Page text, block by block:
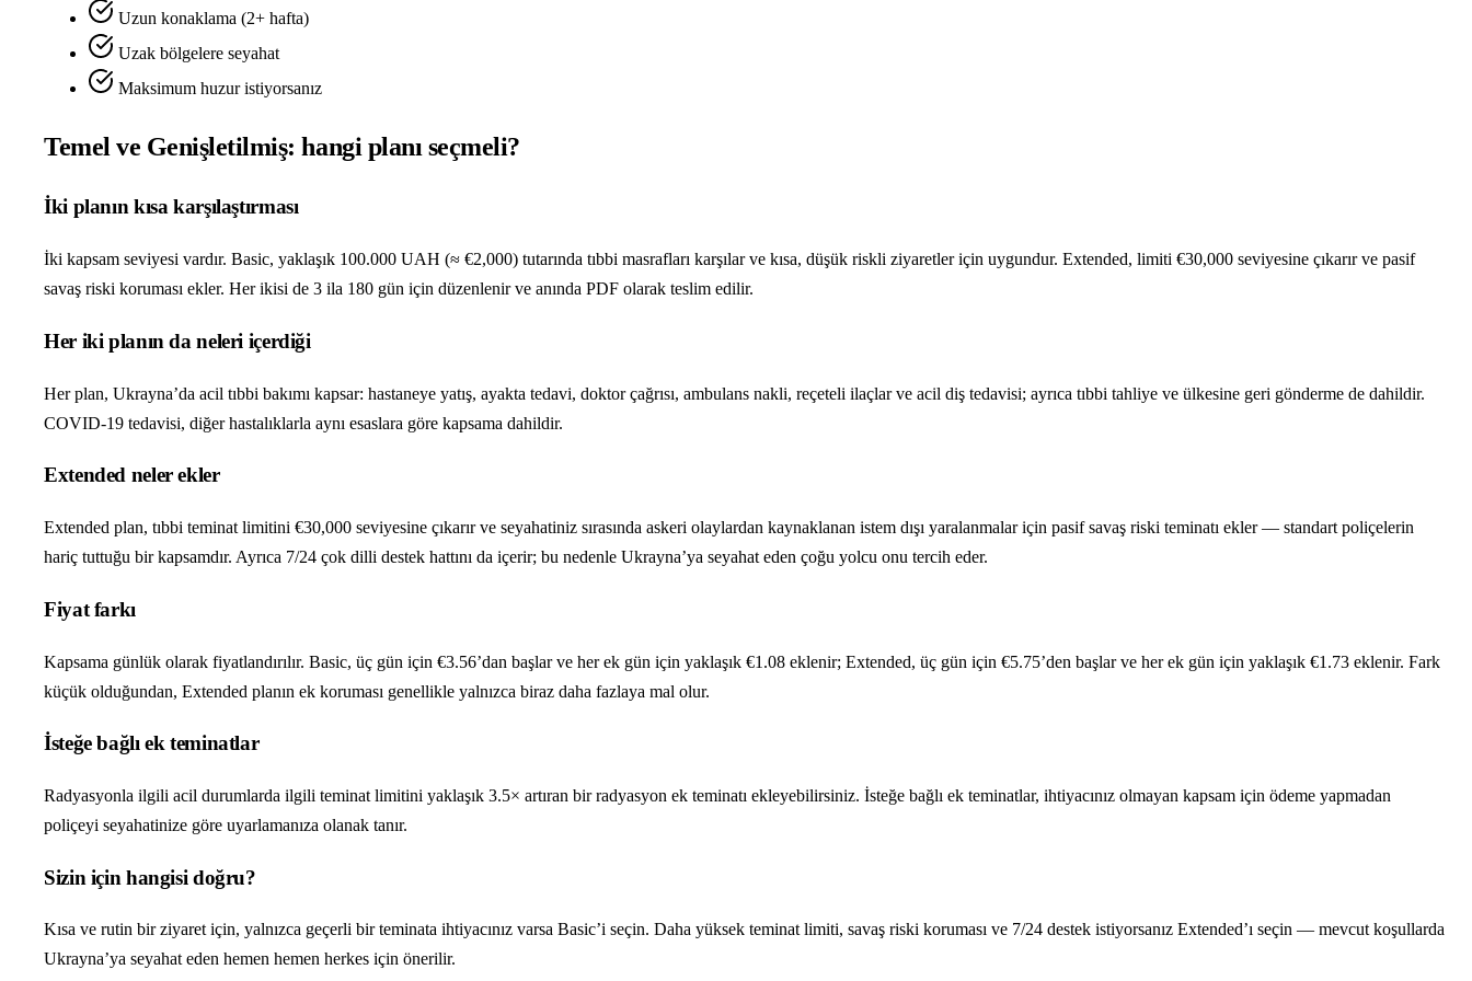
Uzun konaklama (2+ hafta)
Uzak bölgelere seyahat
Maksimum huzur istiyorsanız
Temel ve Genişletilmiş: hangi planı seçmeli?
İki planın kısa karşılaştırması
İki kapsam seviyesi vardır. Basic, yaklaşık 100.000 UAH (≈ €2,000) tutarında tıbbi masrafları karşılar ve kısa, düşük riskli ziyaretler için uygundur. Extended, limiti €30,000 seviyesine çıkarır ve pasif
savaş riski koruması ekler. Her ikisi de 3 ila 180 gün için düzenlenir ve anında PDF olarak teslim edilir.
Her iki planın da neleri içerdiği
Her plan, Ukrayna’da acil tıbbi bakımı kapsar: hastaneye yatış, ayakta tedavi, doktor çağrısı, ambulans nakli, reçeteli ilaçlar ve acil diş tedavisi; ayrıca tıbbi tahliye ve ülkesine geri gönderme de dahildir.
COVID-19 tedavisi, diğer hastalıklarla aynı esaslara göre kapsama dahildir.
Extended neler ekler
Extended plan, tıbbi teminat limitini €30,000 seviyesine çıkarır ve seyahatiniz sırasında askeri olaylardan kaynaklanan istem dışı yaralanmalar için pasif savaş riski teminatı ekler — standart poliçelerin
hariç tuttuğu bir kapsamdır. Ayrıca 7/24 çok dilli destek hattını da içerir; bu nedenle Ukrayna’ya seyahat eden çoğu yolcu onu tercih eder.
Fiyat farkı
Kapsama günlük olarak fiyatlandırılır. Basic, üç gün için €3.56’dan başlar ve her ek gün için yaklaşık €1.08 eklenir; Extended, üç gün için €5.75’den başlar ve her ek gün için yaklaşık €1.73 eklenir. Fark
küçük olduğundan, Extended planın ek koruması genellikle yalnızca biraz daha fazlaya mal olur.
İsteğe bağlı ek teminatlar
Radyasyonla ilgili acil durumlarda ilgili teminat limitini yaklaşık 3.5× artıran bir radyasyon ek teminatı ekleyebilirsiniz. İsteğe bağlı ek teminatlar, ihtiyacınız olmayan kapsam için ödeme yapmadan
poliçeyi seyahatinize göre uyarlamanıza olanak tanır.
Sizin için hangisi doğru?
Kısa ve rutin bir ziyaret için, yalnızca geçerli bir teminata ihtiyacınız varsa Basic’i seçin. Daha yüksek teminat limiti, savaş riski koruması ve 7/24 destek istiyorsanız Extended’ı seçin — mevcut koşullarda
Ukrayna’ya seyahat eden hemen hemen herkes için önerilir.